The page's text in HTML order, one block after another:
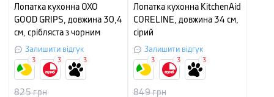
Лопатка кухонна OXO
GOOD GRIPS, довжина 30,4
см, срібляста з чорним
Залишити відгук
825грн
3 3 3
Лопатка кухонна KitchenAid
CORELINE, довжина 34 см,
сірий
Залишити відгук
849грн
3 3 3